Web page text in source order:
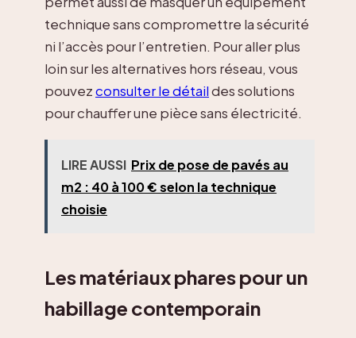
technique sans compromettre la sécurité
ni l’accès pour l’entretien. Pour aller plus
loin sur les alternatives hors réseau, vous
pouvezconsulter le détaildes solutions
pour chauffer une pièce sans électricité.
LIRE AUSSI Prix de pose de pavés au
m2 : 40 à 100 € selon la technique
choisie
Les matériaux phares pour un
habillage contemporain